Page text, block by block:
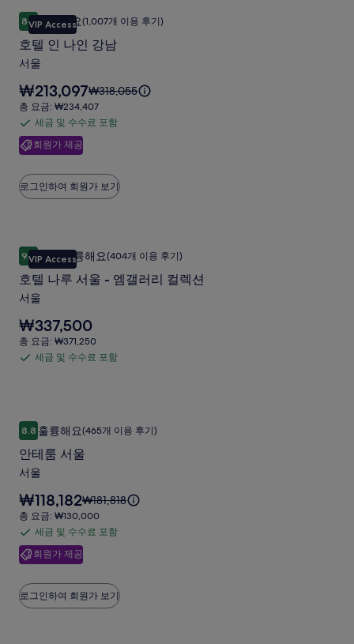
호
텔
인
나
인
강
남
사
진
갤
VIP Access
8.610점 만점 중 8.6점, 훌륭해요, (1,007개 이용 후기)
훌륭해요(1,007개 이용 후기)
호텔 인 나인 강남
서울
회원가 제공
요
금
은
₩213,097
입
니
다.
₩213,097요
금
은
표
준
요
한
자
세
정
보
를
확
요.
₩318,055
총
요
금:
₩234,407
총 요금: ₩234,407
세
금
수
수
함
세금 및 수수료 포함
호텔 인 나인 강남
로그인하여 회원가 보기
호
텔
나
루
서
울
러
리
컬
렉
션
사
진
러
리
VIP Access
9.210점 만점 중 9.2점, 매우 훌륭해요, (404개 이용 후기)
매우 훌륭해요(404개 이용 후기)
호텔 나루 서울 - 엠갤러리 컬렉션
서울
요
금
은
₩337,500
₩337,500
총
요
총 요금: ₩371,250
세
수
료
포
세금 및 수수료 포함
호텔 나루 서울 - 엠갤러리 컬렉션
안
테
룸
서
울
사
진
갤
러
리
8.810점 만점 중 8.8점, 훌륭해요, (465개 이용 후기)
훌륭해요(465개 이용 후기)
안테룸 서울
서울
회원가 제공
요
금
은
₩118,182
입
니
다.
₩118,182요
금
은
₩181,818
이
표
준
요
₩181,818
총
요
금:
₩130,000
총 요금: ₩130,000
세
금
수
수
세금 및 수수료 포함
안테룸 서울
로그인하여 회원가 보기